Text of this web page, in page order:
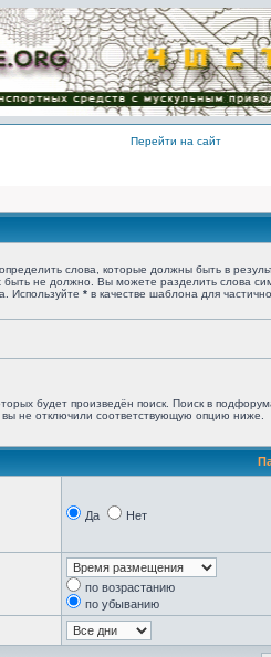
Перейти на сайт
определить слова, которые должны быть в
быть не должно. Вы можете разделить слова
Используйте * в качестве шаблона для
будет произведён поиск. Поиск в
вы не отключили соответствующую опцию ниже.
Да Нет
по возрастанию
по убыванию